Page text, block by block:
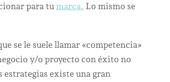
para tu marca. Lo mismo se
se le suele llamar «competencia»
y/o proyecto con éxito no
existe una gran